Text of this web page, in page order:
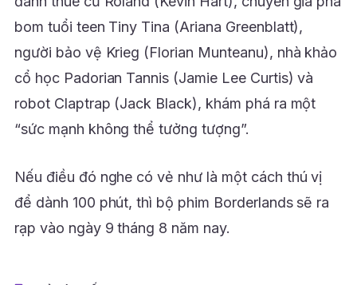
bom tuổi teen Tiny Tina (Ariana Greenblatt),
người bảo vệ Krieg (Florian Munteanu), nhà khảo
cổ học Padorian Tannis (Jamie Lee Curtis) và
robot Claptrap (Jack Black), khám phá ra một
“sức mạnh không thể tưởng tượng”.
Nếu điều đó nghe có vẻ như là một cách thú vị
để dành 100 phút, thì bộ phim Borderlands sẽ ra
rạp vào ngày 9 tháng 8 năm nay.